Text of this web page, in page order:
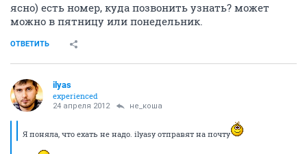
ясно) есть номер, куда позвонить узнать? может
можно в пятницу или понедельник.
ОТВЕТИТЬ
ilyas
experienced
24 апреля 2012 не_коша
Я поняла, что ехать не надо. ilyasу отправят на почту